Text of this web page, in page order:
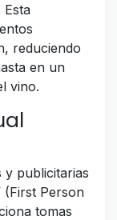
Esta
reduciendo
en un
vino.
y publicitarias
(First Person
tomas